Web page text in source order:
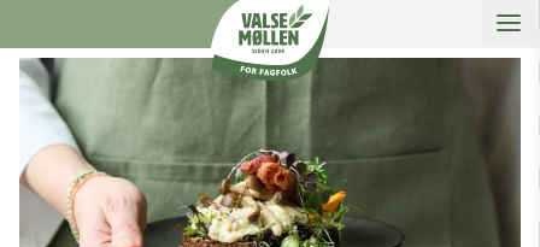
Valsemøllen A/S